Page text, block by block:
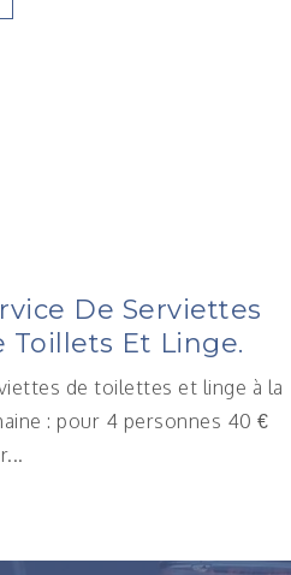
De Serviettes
Toillets Et Linge.
de toilettes et linge à la
: pour 4 personnes 40 €